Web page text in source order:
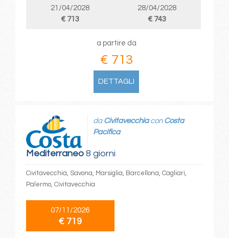
21/04/2028
€ 713
28/04/2028
€ 743
a partire da
€ 713
DETTAGLI
Mediterraneo8 giorni
da Civitavecchiacon Costa
Pacifica
Civitavecchia, Savona, Marsiglia, Barcellona, Cagliari,
Palermo, Civitavecchia
07/11/2026
€ 719